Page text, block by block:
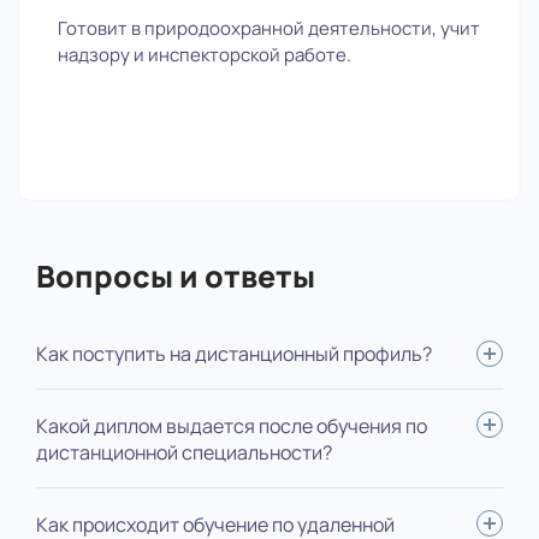
Готовит в природоохранной деятельности, учит
надзору и инспекторской работе.
Вопросы и ответы
Как поступить на дистанционный профиль?
Для поступления вам нужно: определиться со
специальностью, выслать нам документы, пройти
оформление полностью берем на себя.
Какой диплом выдается после обучения по
дистанционной специальности?
В зависимости от ступени обучения, выдается диплом
Как происходит обучение по удаленной